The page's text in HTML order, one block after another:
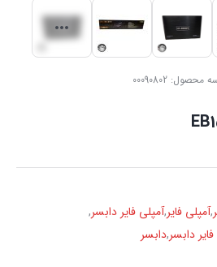
محصول:00090802
,آمپلی فایر,آمپلی فایر دابسر,
دابسر,دابسر